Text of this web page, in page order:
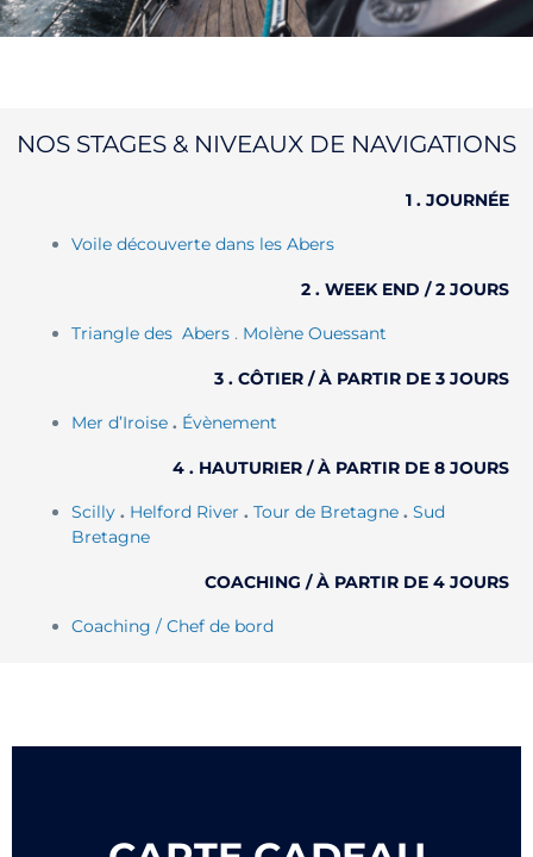
NOS STAGES & NIVEAUX DE NAVIGATIONS
1 . JOURNÉE
Voile découverte dans les Abers
2 . WEEK END / 2 JOURS
Triangle des Abers . Molène Ouessant
3 . CÔTIER / À PARTIR DE 3 JOURS
Mer d’Iroise . Évènement
4 . HAUTURIER / À PARTIR DE 8 JOURS
Scilly . Helford River . Tour de Bretagne . Sud
Bretagne
COACHING / À PARTIR DE 4 JOURS
Coaching / Chef de bord